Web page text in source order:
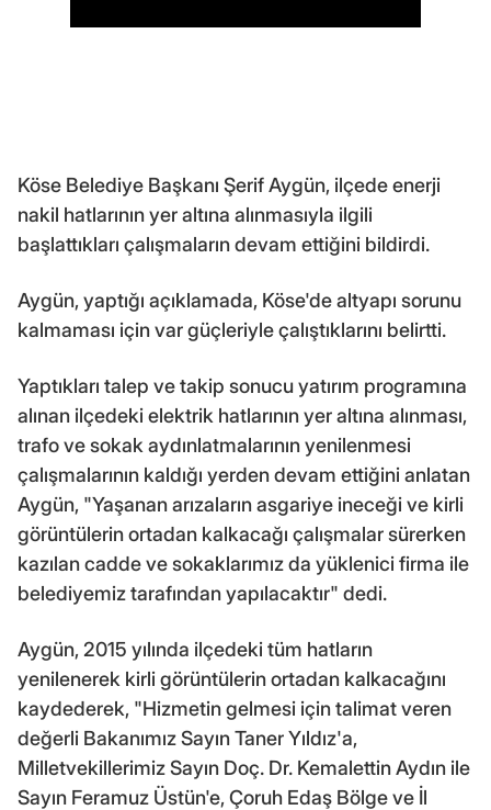
Köse Belediye Başkanı Şerif Aygün, ilçede enerji
nakil hatlarının yer altına alınmasıyla ilgili
başlattıkları çalışmaların devam ettiğini bildirdi.
Aygün, yaptığı açıklamada, Köse'de altyapı sorunu
kalmaması için var güçleriyle çalıştıklarını belirtti.
Yaptıkları talep ve takip sonucu yatırım programına
alınan ilçedeki elektrik hatlarının yer altına alınması,
trafo ve sokak aydınlatmalarının yenilenmesi
çalışmalarının kaldığı yerden devam ettiğini anlatan
Aygün, "Yaşanan arızaların asgariye ineceği ve kirli
görüntülerin ortadan kalkacağı çalışmalar sürerken
kazılan cadde ve sokaklarımız da yüklenici firma ile
belediyemiz tarafından yapılacaktır" dedi.
Aygün, 2015 yılında ilçedeki tüm hatların
yenilenerek kirli görüntülerin ortadan kalkacağını
kaydederek, "Hizmetin gelmesi için talimat veren
değerli Bakanımız Sayın Taner Yıldız'a,
Milletvekillerimiz Sayın Doç. Dr. Kemalettin Aydın ile
Sayın Feramuz Üstün'e, Çoruh Edaş Bölge ve İl